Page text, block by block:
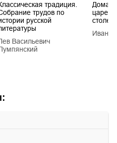
традиция.
трудов по
русской
Васильевич
царей
Иван